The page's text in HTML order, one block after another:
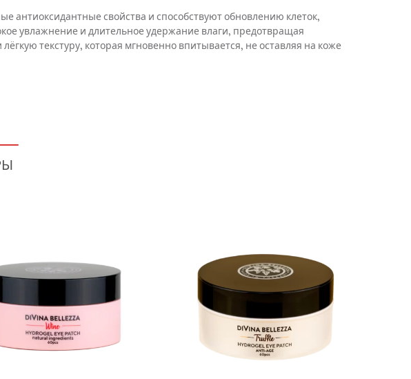
свойства и способствуют обновлению клеток,
увлажнение и длительное удержание влаги, предотвращая
текстуру, которая мгновенно впитывается, не оставляя на коже